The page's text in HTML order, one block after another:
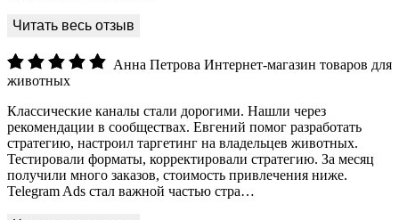
Анна Петрова Интернет-магазин товаров для
животных
Классические каналы стали дорогими. Нашли через
рекомендации в сообществах. Евгений помог разработать
стратегию, настроил таргетинг на владельцев животных.
Тестировали форматы, корректировали стратегию. За месяц
получили много заказов, стоимость привлечения ниже.
Telegram Ads стал важной частью стра…